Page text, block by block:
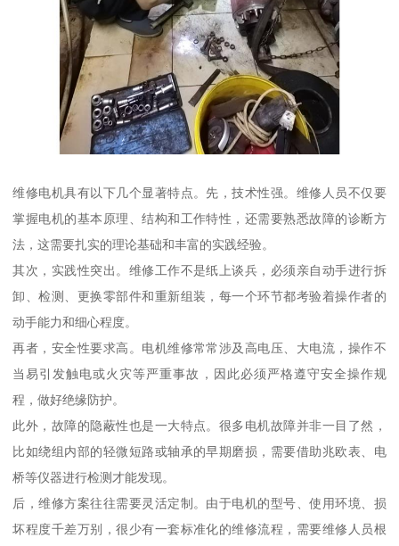
维修电机具有以下几个显著特点。先，技术性强。维修人员不仅要
掌握电机的基本原理、结构和工作特性，还需要熟悉故障的诊断方
法，这需要扎实的理论基础和丰富的实践经验。
其次，实践性突出。维修工作不是纸上谈兵，必须亲自动手进行拆
卸、检测、更换零部件和重新组装，每一个环节都考验着操作者的
动手能力和细心程度。
再者，安全性要求高。电机维修常常涉及高电压、大电流，操作不
当易引发触电或火灾等严重事故，因此必须严格遵守安全操作规
程，做好绝缘防护。
此外，故障的隐蔽性也是一大特点。很多电机故障并非一目了然，
比如绕组内部的轻微短路或轴承的早期磨损，需要借助兆欧表、电
桥等仪器进行检测才能发现。
后，维修方案往往需要灵活定制。由于电机的型号、使用环境、损
坏程度千差万别，很少有一套标准化的维修流程，需要维修人员根